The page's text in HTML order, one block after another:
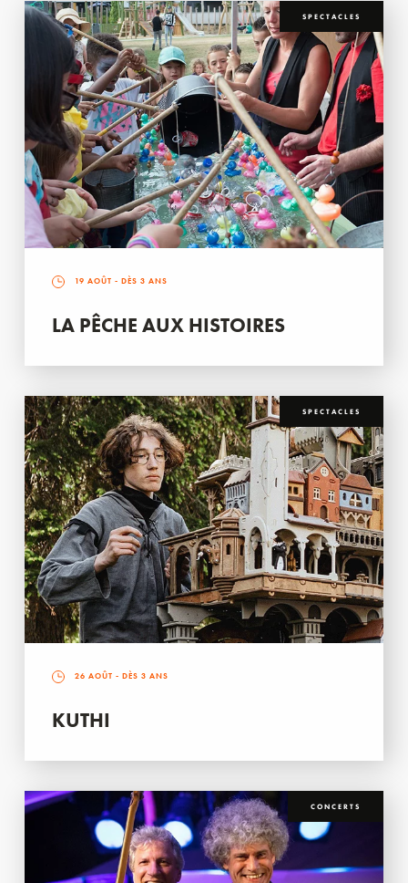
SPECTACLES
19 AOÛT - DÈS 3 ANS
LA PÊCHE AUX HISTOIRES
SPECTACLES
26 AOÛT - DÈS 3 ANS
KUTHI
CONCERTS